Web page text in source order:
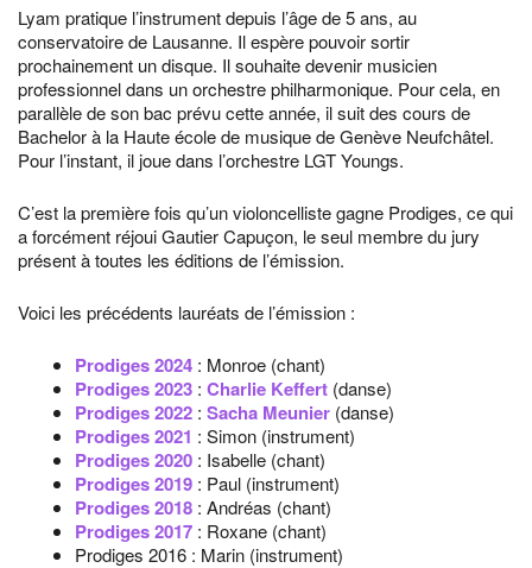
Lyam pratique l’instrument depuis l’âge de 5 ans, au
conservatoire de Lausanne. Il espère pouvoir sortir
prochainement un disque. Il souhaite devenir musicien
professionnel dans un orchestre philharmonique. Pour cela, en
parallèle de son bac prévu cette année, il suit des cours de
Bachelor à la Haute école de musique de Genève Neufchâtel.
Pour l’instant, il joue dans l’orchestre LGT Youngs.
C’est la première fois qu’un violoncelliste gagne Prodiges, ce qui
a forcément réjoui Gautier Capuçon, le seul membre du jury
présent à toutes les éditions de l’émission.
Voici les précédents lauréats de l’émission :
Prodiges 2024 : Monroe (chant)
Prodiges 2023 : Charlie Keffert (danse)
Prodiges 2022 : Sacha Meunier (danse)
Prodiges 2021 : Simon (instrument)
Prodiges 2020 : Isabelle (chant)
Prodiges 2019 : Paul (instrument)
Prodiges 2018 : Andréas (chant)
Prodiges 2017 : Roxane (chant)
Prodiges 2016 : Marin (instrument)